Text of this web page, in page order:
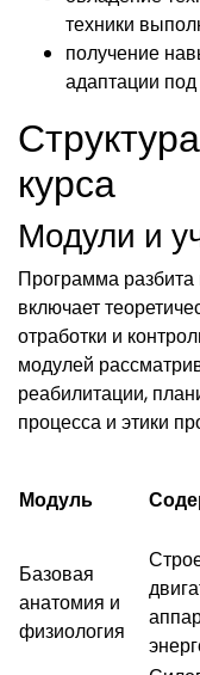
техники
получение
адаптации
курса
Модули и
Программа
включает
отработки и
модулей
реабилитации,
процесса и этики
Модуль
Базовая
анатомия и
физиология